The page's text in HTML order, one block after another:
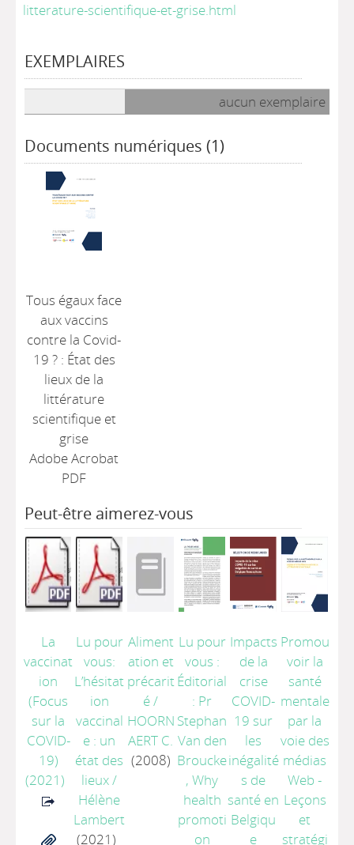
litterature-scientifique-et-grise.html
EXEMPLAIRES
aucun exemplaire
Documents numériques (1)
Tous égaux face
aux vaccins
contre la Covid-
19 ? : État des
lieux de la
littérature
scientifique et
grise
Adobe Acrobat
PDF
Peut-être aimerez-vous
La
vaccinat
ion
(Focus
sur la
COVID-
19)
(2021)
Lu pour
vous:
L’hésitat
ion
vaccinal
e : un
état des
lieux/
Hélène
Lambert
(2021)
Aliment
ation et
précarit
é/
HOORN
AERT C.
(2008)
Lu pour
vous :
Éditorial
: Pr
Stephan
Van den
Broucke
, Why
health
promoti
on
Impacts
de la
crise
COVID-
19 sur
les
inégalité
s de
santé en
Belgiqu
e
Promou
voir la
santé
mentale
par la
voie des
médias
Web -
Leçons
et
stratégi